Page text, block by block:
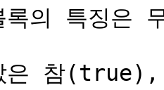
의 특징은
은 참